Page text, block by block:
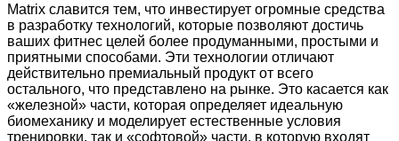
Matrix славится тем, что инвестирует огромные средства
в разработку технологий, которые позволяют достичь
ваших фитнес целей более продуманными, простыми и
приятными способами. Эти технологии отличают
действительно премиальный продукт от всего
остального, что представлено на рынке. Это касается как
«железной» части, которая определяет идеальную
биомеханику и моделирует естественные условия
тренировки, так и «софтовой» части, в которую входят